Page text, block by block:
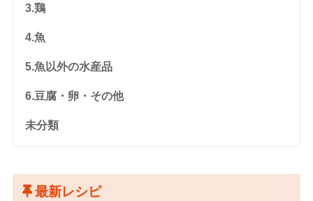
3.鶏
4.魚
5.魚以外の水産品
6.豆腐・卵・その他
未分類
最新レシピ